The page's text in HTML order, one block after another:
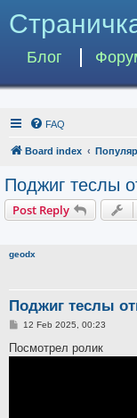
Блог
FAQ
Board index
Поджиг теслы
Post Reply
geodx
Поджиг теслы
P
s
t
12 Feb 2025, 00:23
Посмотрел ролик